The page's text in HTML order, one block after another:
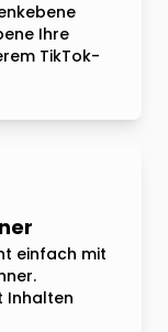
Ihre
TikTok-
einfach mit
Inhalten